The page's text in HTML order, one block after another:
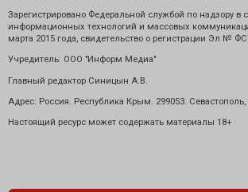
Зарегистрировано Федеральной службой по надзору в
информационных технологий и массовых
марта 2015 года, свидетельство о регистрации Эл №
Учредитель: ООО "Информ Медиа"
Главный редактор Синицын А.В.
Адрес: Россия. Республика Крым. 299053. Севастополь,
Настоящий ресурс может содержать материалы 18+